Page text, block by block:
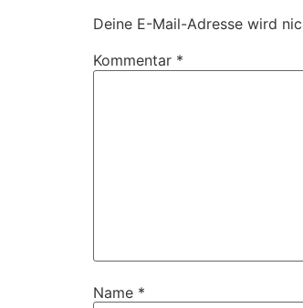
Deine E-Mail-Adresse wird
Kommentar *
Name *